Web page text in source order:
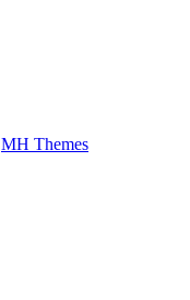
MH Themes